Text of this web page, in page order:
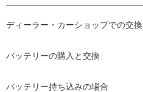
ディーラー・カーショップでの交換
バッテリーの購入と交換
バッテリー持ち込みの場合